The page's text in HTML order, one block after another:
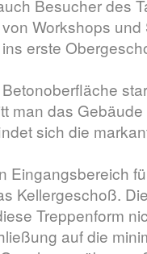
Besucher des
Workshops
erste
man das
sich die
Eingangsbereich
Kellergeschoß.
Treppenform
auf die